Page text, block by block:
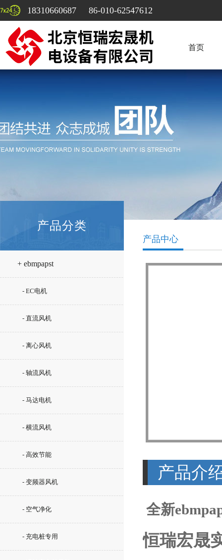
18310660687 86-010-62547612
首页
产品分类
+ ebmpapst
- EC电机
- 直流风机
- 离心风机
- 轴流风机
- 马达电机
- 横流风机
- 高效节能
- 变频器风机
- 空气净化
- 充电桩专用
产品中心
产品介
全新
恒瑞宏晟